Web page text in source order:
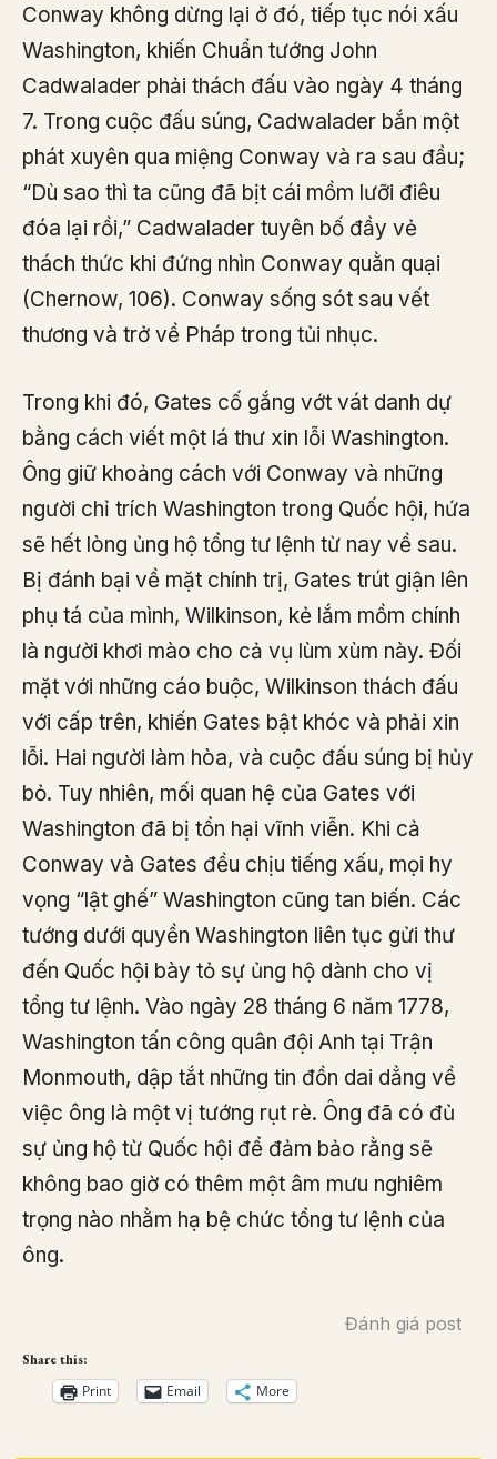
Conway không dừng lại ở đó, tiếp tục nói xấu
Washington, khiến Chuẩn tướng John
Cadwalader phải thách đấu vào ngày 4 tháng
7. Trong cuộc đấu súng, Cadwalader bắn một
phát xuyên qua miệng Conway và ra sau đầu;
“Dù sao thì ta cũng đã bịt cái mồm lưỡi điêu
đóa lại rồi,” Cadwalader tuyên bố đầy vẻ
thách thức khi đứng nhìn Conway quằn quại
(Chernow, 106). Conway sống sót sau vết
thương và trở về Pháp trong tủi nhục.
Trong khi đó, Gates cố gắng vớt vát danh dự
bằng cách viết một lá thư xin lỗi Washington.
Ông giữ khoảng cách với Conway và những
người chỉ trích Washington trong Quốc hội, hứa
sẽ hết lòng ủng hộ tổng tư lệnh từ nay về sau.
Bị đánh bại về mặt chính trị, Gates trút giận lên
phụ tá của mình, Wilkinson, kẻ lắm mồm chính
là người khơi mào cho cả vụ lùm xùm này. Đối
mặt với những cáo buộc, Wilkinson thách đấu
với cấp trên, khiến Gates bật khóc và phải xin
lỗi. Hai người làm hòa, và cuộc đấu súng bị hủy
bỏ. Tuy nhiên, mối quan hệ của Gates với
Washington đã bị tổn hại vĩnh viễn. Khi cả
Conway và Gates đều chịu tiếng xấu, mọi hy
vọng “lật ghế” Washington cũng tan biến. Các
tướng dưới quyền Washington liên tục gửi thư
đến Quốc hội bày tỏ sự ủng hộ dành cho vị
tổng tư lệnh. Vào ngày 28 tháng 6 năm 1778,
Washington tấn công quân đội Anh tại Trận
Monmouth, dập tắt những tin đồn dai dẳng về
việc ông là một vị tướng rụt rè. Ông đã có đủ
sự ủng hộ từ Quốc hội để đảm bảo rằng sẽ
không bao giờ có thêm một âm mưu nghiêm
trọng nào nhằm hạ bệ chức tổng tư lệnh của
ông.
Đánh giá post
Share this:
Print Email More